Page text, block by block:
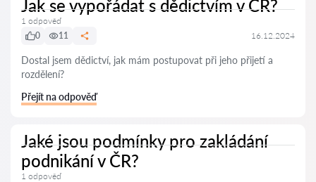
Jak se vypořádat s dědictvím v ČR?
1 odpověď
0
11 16.12.2024
Dostal jsem dědictví, jak mám postupovat při jeho přijetí a
rozdělení?
Přejít na odpověď
Jaké jsou podmínky pro zakládání
podnikání v ČR?
1 odpověď